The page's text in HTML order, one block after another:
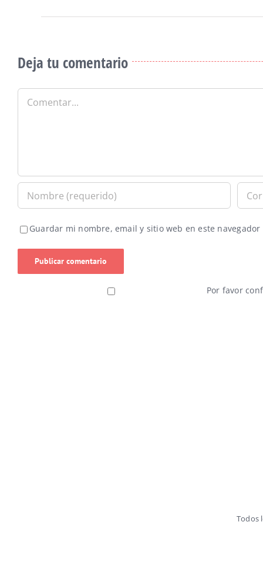
Deja tu comentario
Guardar mi nombre, email y sitio web en este
Por favor
Todos